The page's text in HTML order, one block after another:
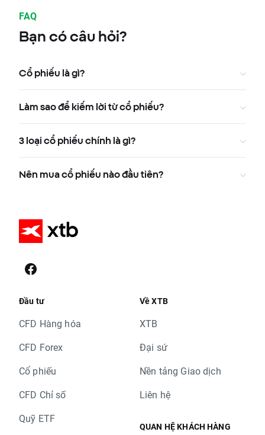
FAQ
Bạn có câu hỏi?
Cổ phiếu là gì?
Làm sao để kiếm lời từ cổ phiếu?
3 loại cổ phiếu chính là gì?
Nên mua cổ phiếu nào đầu tiên?
Đầu tư
CFD Hàng hóa
CFD Forex
Cổ phiếu
CFD Chỉ số
Quỹ ETF
Về XTB
XTB
Đại sứ
Nền tảng Giao dịch
Liên hệ
QUAN HỆ KHÁCH HÀNG